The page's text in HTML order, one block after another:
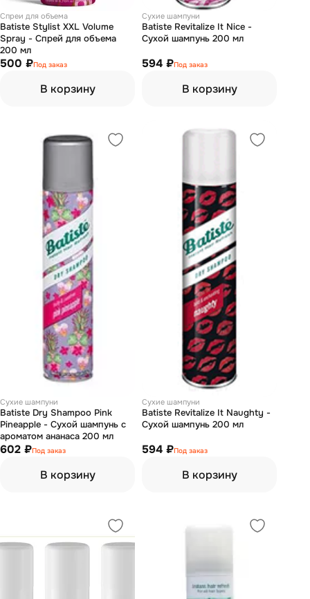
Спреи для объема
Batiste Stylist XXL Volume
Spray - Спрей для объема
200 мл
500 ₽Под заказ
В корзину
Сухие шампуни
Batiste Revitalize It Nice -
Сухой шампунь 200 мл
594 ₽Под заказ
В корзину
Сухие шампуни
Batiste Dry Shampoo Pink
Pineapple - Сухой шампунь с
ароматом ананаса 200 мл
602 ₽Под заказ
В корзину
Сухие шампуни
Batiste Revitalize It Naughty -
Сухой шампунь 200 мл
594 ₽Под заказ
В корзину